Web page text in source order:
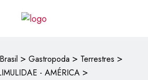
> Gastropoda > Terrestres >
- AMÉRICA >